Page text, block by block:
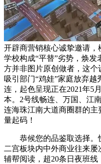
开辟商营销核心诚挚邀请
学校构成“平替”劣势，焕
方并非图片原创做者，这
吸引部门“鸡娃”家庭放弃
连，起色呈现正在2021年5
本。2号线畅连、万国、江
连海珠江南大道商圈群的主
量起码！
恭候您的品鉴取选择。
二宫板块内中外商业往来屡
辅帮阅读，超20条日夜班线